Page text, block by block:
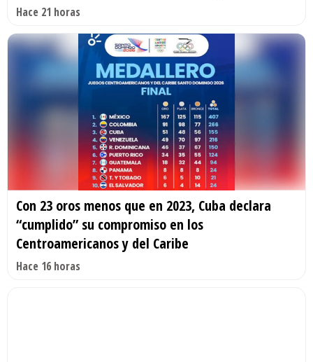
Hace 21 horas
Con 23 oros menos que en 2023, Cuba declara
“cumplido” su compromiso en los
Centroamericanos y del Caribe
Hace 16 horas